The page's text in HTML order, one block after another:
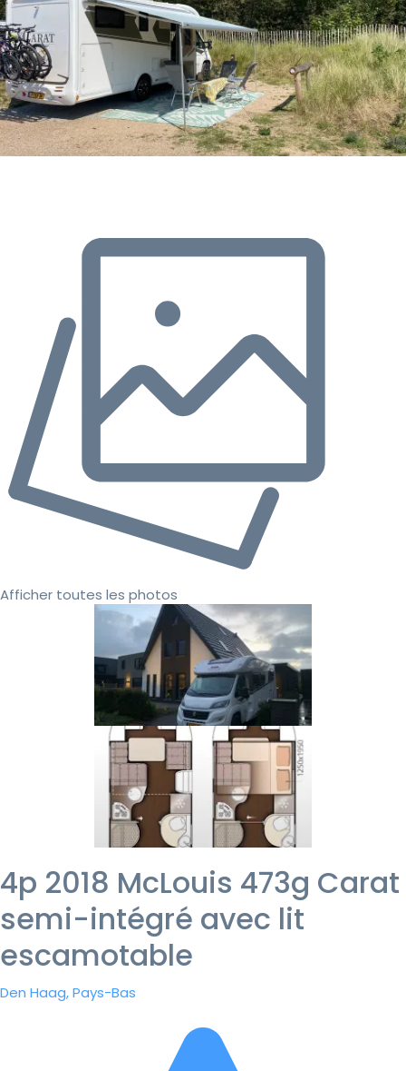
Afficher toutes les photos
4p 2018 McLouis 473g Carat
semi-intégré avec lit
escamotable
Den Haag, Pays-Bas